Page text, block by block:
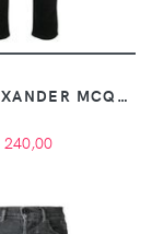
MCQ ALEXANDER MCQUEEN
240,00